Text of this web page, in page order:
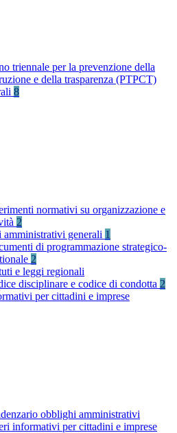
triennale per la prevenzione della
e della trasparenza (PTPCT)
8
normativi su organizzazione e
2
amministrativi generali 1
di programmazione strategico-
2
e leggi regionali
disciplinare e codice di condotta 2
per cittadini e imprese
obblighi amministrativi
informativi per cittadini e imprese